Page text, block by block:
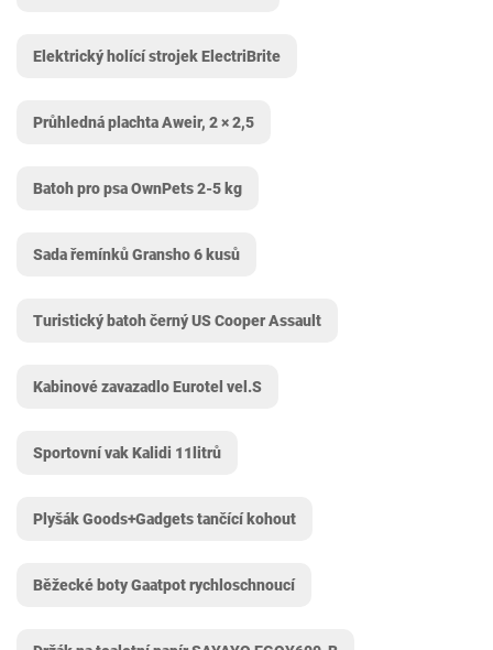
Elektrický holící strojek ElectriBrite
Průhledná plachta Aweir, 2 × 2,5
Batoh pro psa OwnPets 2-5 kg
Sada řemínků Gransho 6 kusů
Turistický batoh černý US Cooper Assault
Kabinové zavazadlo Eurotel vel.S
Sportovní vak Kalidi 11litrů
Plyšák Goods+Gadgets tančící kohout
Běžecké boty Gaatpot rychloschnoucí